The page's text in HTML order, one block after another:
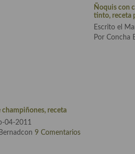
champiñones, receta
04-2011
9 Comentarios
Ñoquis con
tinto, receta
Escrito el
Por Concha